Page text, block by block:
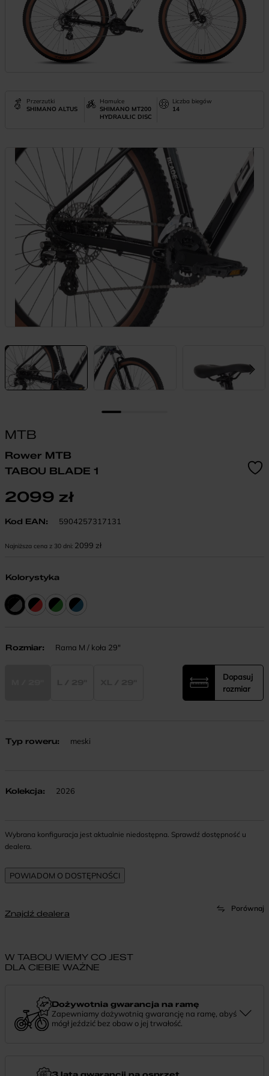
Przerzutki
SHIMANO ALTUS
Hamulce
SHIMANO MT200
HYDRAULIC DISC
Liczba biegów
14
MTB
Rower MTB
TABOU BLADE 1
2099 zł
Kod EAN: 5904257317131
Najniższa cena z 30 dni: 2099 zł
Kolorystyka
Rozmiar: Rama M / koła 29"
Dopasuj
rozmiar
Typ roweru: meski
Kolekcja: 2026
Wybrana konfiguracja jest aktualnie niedostępna. Sprawdź dostępność u
dealera.
Porównaj
Znajdź dealera
W TABOU WIEMY CO JEST
DLA CIEBIE WAŻNE
Dożywotnia gwarancja na ramę
Zapewniamy dożywotnią gwarancję na ramę, abyś
mógł jeździć bez obaw o jej trwałość.
chętnie pomożemy.